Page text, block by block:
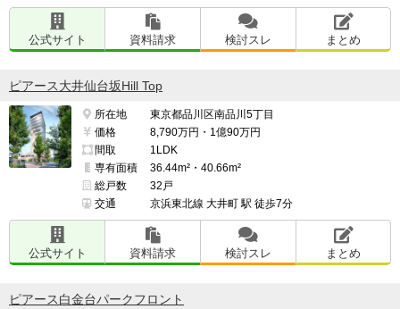
公式サイト 資料請求 検討スレ まとめ
ピアース大井仙台坂Hill Top
所在地
東京都品川区南品川5丁目
価格
8,790万円・1億90万円
間取
1LDK
専有面積
36.44m²・40.66m²
総戸数
32戸
交通
京浜東北線 大井町 駅 徒歩7分
公式サイト 資料請求 検討スレ まとめ
ピアース白金台パークフロント